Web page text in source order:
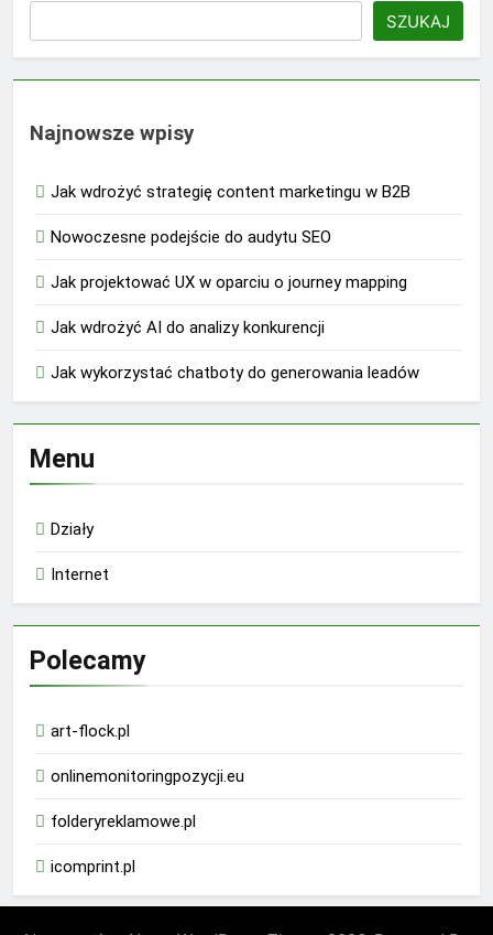
SZUKAJ
Najnowsze wpisy
Jak wdrożyć strategię content marketingu w B2B
Nowoczesne podejście do audytu SEO
Jak projektować UX w oparciu o journey mapping
Jak wdrożyć AI do analizy konkurencji
Jak wykorzystać chatboty do generowania leadów
Menu
Działy
Internet
Polecamy
art-flock.pl
onlinemonitoringpozycji.eu
folderyreklamowe.pl
icomprint.pl